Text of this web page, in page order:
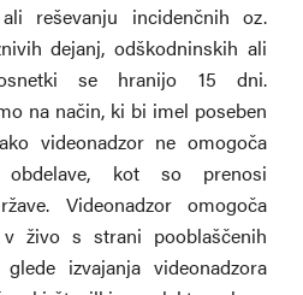
reševanju incidenčnih oz.
dejanj, odškodninskih ali
se hranijo 15 dni.
na način, ki bi imel poseben
videonadzor ne omogoča
obdelave, kot so prenosi
Videonadzor omogoča
v živo s strani pooblaščenih
izvajanja videonadzora